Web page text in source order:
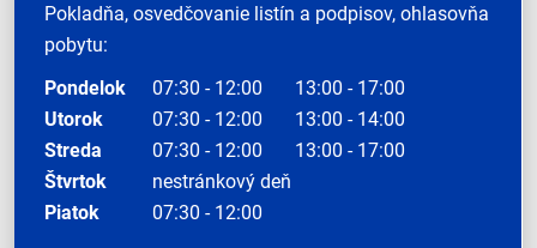
Pokladňa, osvedčovanie listín a podpisov, ohlasovňa
pobytu:
Pondelok
07:30 - 12:00
13:00 - 17:00
Utorok
07:30 - 12:00
13:00 - 14:00
Streda
07:30 - 12:00
13:00 - 17:00
Štvrtok
nestránkový deň
Piatok
07:30 - 12:00